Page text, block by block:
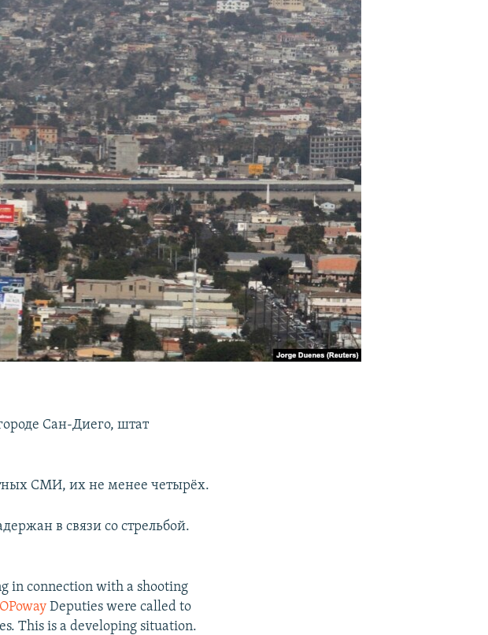
Сан-Диего, штат
СМИ, их не менее четырёх.
в связи со стрельбой.
in connection with a shooting
Deputies were called to
This is a developing situation.